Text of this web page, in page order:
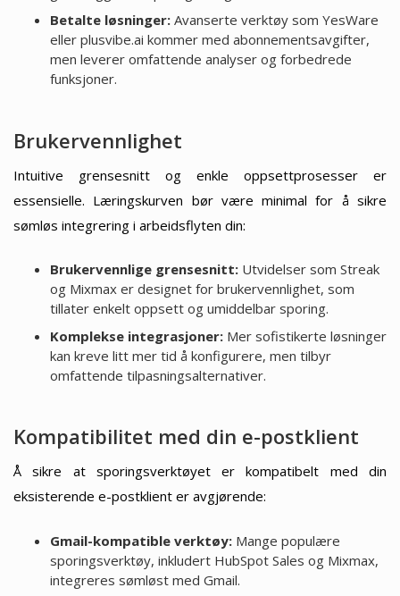
Betalte løsninger:Avanserte verktøy som YesWare
eller plusvibe.ai kommer med abonnementsavgifter,
men leverer omfattende analyser og forbedrede
funksjoner.
Brukervennlighet
Intuitive grensesnitt og enkle oppsettprosesser er
essensielle. Læringskurven bør være minimal for å sikre
sømløs integrering i arbeidsflyten din:
Brukervennlige grensesnitt:Utvidelser som Streak
og Mixmax er designet for brukervennlighet, som
tillater enkelt oppsett og umiddelbar sporing.
Komplekse integrasjoner:Mer sofistikerte løsninger
kan kreve litt mer tid å konfigurere, men tilbyr
omfattende tilpasningsalternativer.
Kompatibilitet med din e-postklient
Å sikre at sporingsverktøyet er kompatibelt med din
eksisterende e-postklient er avgjørende:
Gmail-kompatible verktøy:Mange populære
sporingsverktøy, inkludert HubSpot Sales og Mixmax,
integreres sømløst med Gmail.